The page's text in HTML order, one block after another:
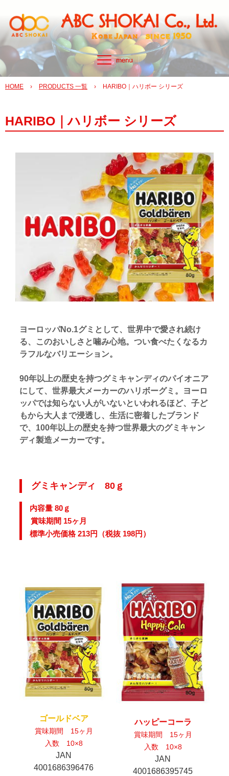
HOME › PRODUCTS 一覧 › HARIBO｜ハリボー シリーズ
HARIBO｜ハリボー シリーズ
ヨーロッパNo.1グミとして、世界中で愛され続け
る、このおいしさと噛み心地。つい食べたくなるカ
ラフルなバリエーション。
90年以上の歴史を持つグミキャンディのパイオニア
にして、世界最大メーカーのハリボーグミ。ヨーロ
ッパでは知らない人がいないといわれるほど、子ど
もから大人まで浸透し、生活に密着したブランド
で、100年以上の歴史を持つ世界最大のグミキャン
ディ製造メーカーです。
グミキャンディ 80ｇ
内容量 80ｇ
賞味期間 15ヶ月
標準小売価格 213円（税抜 198円）
ゴールドベア
賞味期間 15ヶ月
入数 10×8
JAN
4001686396476
ハッピーコーラ
賞味期間 15ヶ月
入数 10×8
JAN
4001686395745